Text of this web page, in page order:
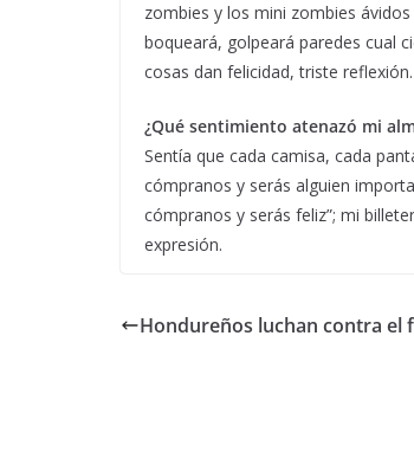
zombies y los mini zombies
boqueará, golpeará paredes cual
cosas dan felicidad, triste reflexión.
¿Qué sentimiento atenazó mi
Sentía que cada camisa, cada
cómpranos y serás alguien
cómpranos y serás feliz”; mi
expresión.
Hondureños luchan contra el